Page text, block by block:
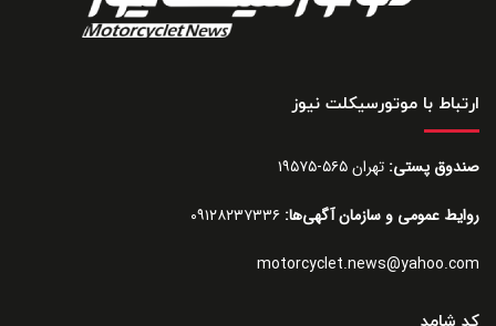
ارتباط با موتورسیکلت نیوز
صندوق پستی: تهران ۵۶۵-۱۹۵۷۵
روایط عمومی و سازمان آگهی‌ها:
motorcyclet.news@yahoo.com